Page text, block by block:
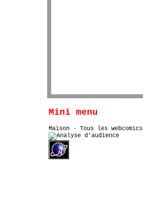
Mini menu
Maison - Tous les webcomics